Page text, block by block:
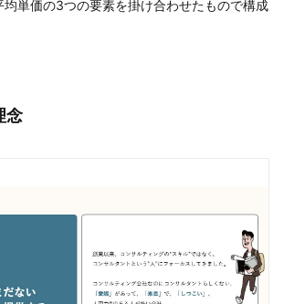
均単価の3つの要素を掛け合わせたもので構成
念